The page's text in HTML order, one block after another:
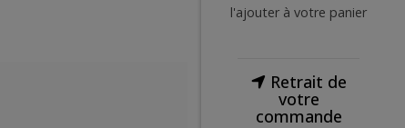
l'ajouter à votre panier
Retrait de
votre
commande